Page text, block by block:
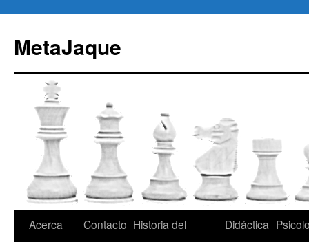
contenido
MetaJaque
Acerca
Contacto Historia del
Didáctica